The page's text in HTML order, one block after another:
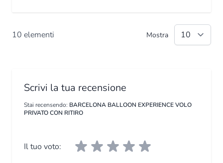
10 elementi Mostra
Scrivi la tua recensione
Stai recensendo: BARCELONA BALLOON EXPERIENCE VOLO
PRIVATO CON RITIRO
Il tuo voto: